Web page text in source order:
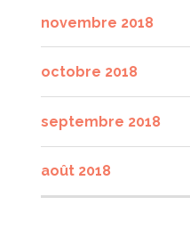
novembre 2018
octobre 2018
septembre 2018
août 2018